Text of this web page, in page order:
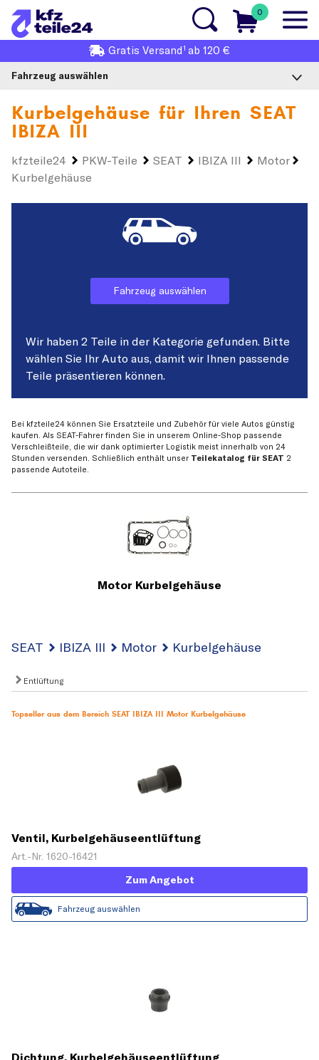
0
Gratis Versand1 ab 120 €
Fahrzeug auswählen
Kurbelgehäuse für Ihren SEAT
IBIZA III
kfzteile24 PKW-Teile SEAT IBIZA III
Motor
Kurbelgehäuse
Fahrzeug auswählen
Wir haben 2 Teile in der Kategorie gefunden. Bitte
wählen Sie Ihr Auto aus, damit wir Ihnen passende
Teile präsentieren können.
Bei kfzteile24 können Sie Ersatzteile und Zubehör für viele Autos günstig
kaufen. Als SEAT-Fahrer finden Sie in unserem Online-Shop passende
Verschleißteile, die wir dank optimierter Logistik meist innerhalb von 24
Stunden versenden. Schließlich enthält unser Teilekatalog für SEAT 2
passende Autoteile.
Motor Kurbelgehäuse
SEAT IBIZA III Motor Kurbelgehäuse
Entlüftung
Topseller aus dem Bereich SEAT IBIZA III Motor Kurbelgehäuse
Ventil, Kurbelgehäuseentlüftung
Art.-Nr. 1620-16421
Zum Angebot
Fahrzeug auswählen